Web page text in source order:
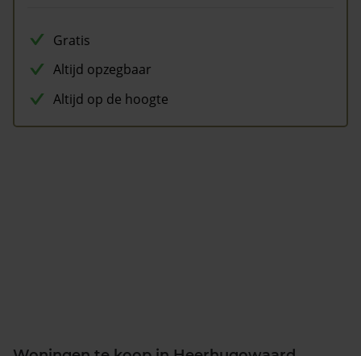
Gratis
Altijd opzegbaar
Altijd op de hoogte